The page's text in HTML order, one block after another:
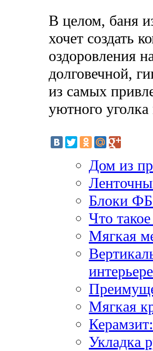
В целом, баня
хочет создать
оздоровления
долговечной,
из самых
уютного
Дом из
Блоки
Что
Мягкая
интерьере
Мягкая
Укладка